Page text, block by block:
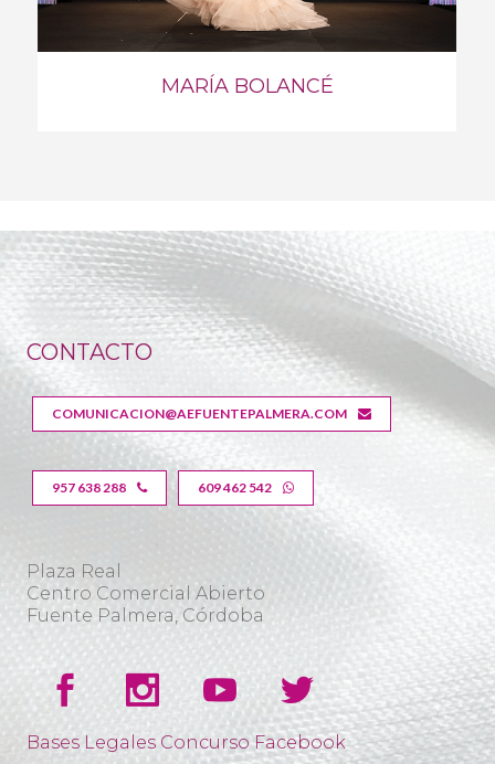
MARÍA BOLANCÉ
CONTACTO
COMUNICACION@AEFUENTEPALMERA.COM
957 638 288 609 462 542
Plaza Real
Centro Comercial Abierto
Fuente Palmera, Córdoba
Bases Legales Concurso Facebook